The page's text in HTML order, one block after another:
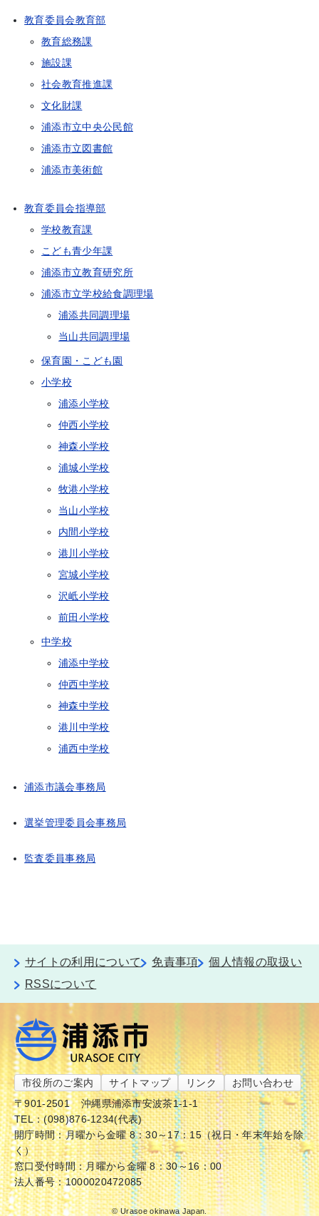
教育委員会教育部
教育総務課
施設課
社会教育推進課
文化財課
浦添市立中央公民館
浦添市立図書館
浦添市美術館
教育委員会指導部
学校教育課
こども青少年課
浦添市立教育研究所
浦添市立学校給食調理場
浦添共同調理場
当山共同調理場
保育園・こども園
小学校
浦添小学校
仲西小学校
神森小学校
浦城小学校
牧港小学校
当山小学校
内間小学校
港川小学校
宮城小学校
沢岻小学校
前田小学校
中学校
浦添中学校
仲西中学校
神森中学校
港川中学校
浦西中学校
浦添市議会事務局
選挙管理委員会事務局
監査委員事務局
サイトの利用について 免責事項
個人情報の取扱い
RSSについて
市役所のご案内 サイトマップ リンク
お問い合わせ
〒901-2501
沖縄県浦添市安波茶1-1-1
TEL：(098)876-1234(代表)
開庁時間：月曜から金曜 8：30～17：15（祝日・年末年始を除
く）
窓口受付時間：月曜から金曜 8：30～16：00
法人番号：1000020472085
© Urasoe okinawa Japan.